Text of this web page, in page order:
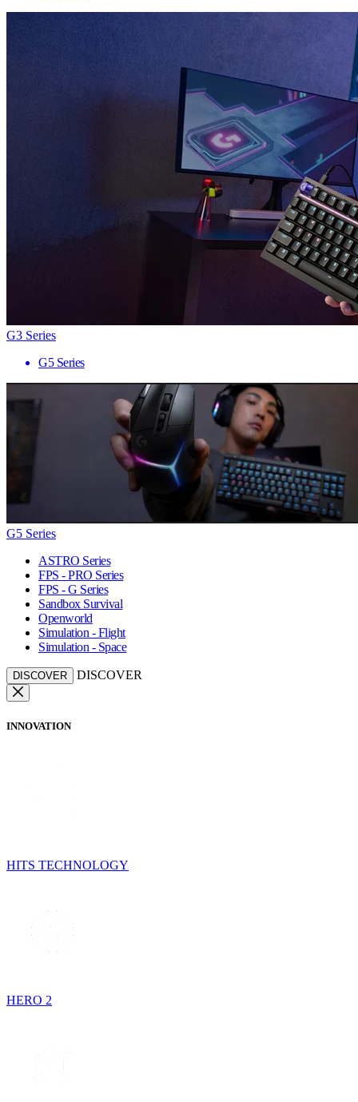
G3 Series
G5 Series
G5 Series
ASTRO Series
FPS - PRO Series
FPS - G Series
Sandbox Survival
Openworld
Simulation - Flight
Simulation - Space
DISCOVER DISCOVER
INNOVATION
HITS TECHNOLOGY
HERO 2